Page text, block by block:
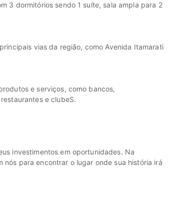
3 dormitórios sendo 1 suíte, sala ampla para 2
vias da região, como Avenida Itamarati
e serviços, como bancos,
e clubeS.
investimentos em oportunidades. Na
nós para encontrar o lugar onde sua história irá